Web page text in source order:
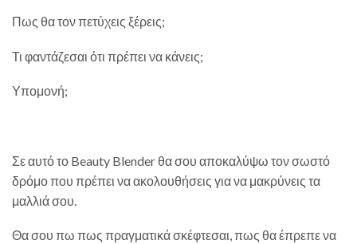
Πως θα τον πετύχεις ξέρεις;
Τι φαντάζεσαι ότι πρέπει να κάνεις;
Υπομονή;
Σε αυτό το Beauty Blender θα σου αποκαλύψω τον σωστό
δρόμο που πρέπει να ακολουθήσεις για να μακρύνεις τα
μαλλιά σου.
Θα σου πω πως πραγματικά σκέφτεσαι, πως θα έπρεπε να